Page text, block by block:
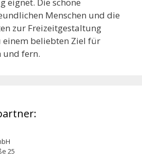
Menschen und die
zur Freizeitgestaltung
einem beliebten Ziel für
und fern.
25